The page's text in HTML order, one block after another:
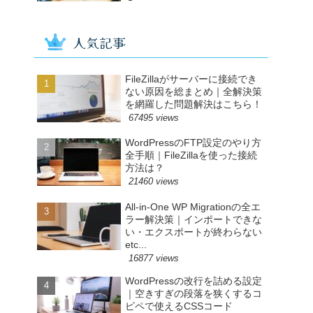
人気記事
FileZillaがサーバーに接続でき
ない原因を総まとめ｜全解決策
を網羅した問題解決はこちら！
67495 views
WordPressのFTP設定のやり方
全手順｜FileZillaを使った接続
方法は？
21460 views
All-in-One WP Migrationの全エ
ラー解決策｜インポートできな
い・エクスポートが終わらない
etc...
16877 views
WordPressの改行を詰める設定
｜空きすぎの段落を狭くするコ
ピペで使えるCSSコード